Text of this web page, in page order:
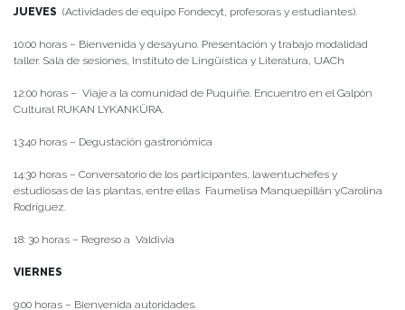
JUEVES (Actividades de equipo Fondecyt, profesoras y estudiantes).
10:00 horas – Bienvenida y desayuno. Presentación y trabajo modalidad
taller. Sala de sesiones, Instituto de Lingüística y Literatura, UACh
12:00 horas – Viaje a la comunidad de Puquiñe. Encuentro en el Galpón
Cultural RUKAN LYKANKÜRA.
13:40 horas – Degustación gastronómica
14:30 horas – Conversatorio de los participantes, lawentuchefes y
estudiosas de las plantas, entre ellas Faumelisa Manquepillán y.Carolina
Rodríguez.
18: 30 horas – Regreso a Valdivia
VIERNES
9:00 horas – Bienvenida autoridades.